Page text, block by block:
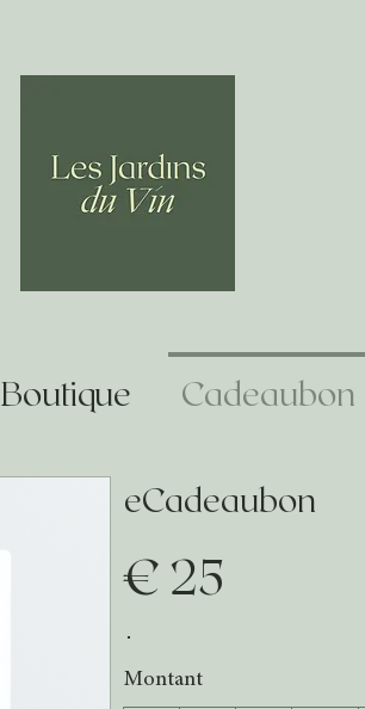
Boutique Cadeaubon
eCadeaubon
€ 25
Montant